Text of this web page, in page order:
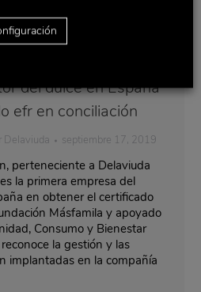
del dulce en España
efr en conciliación
Delaviuda septiembre 17, 2019
perteneciente a Delaviuda
la primera empresa del
en obtener el certificado
Másfamila y apoyado
Consumo y Bienestar
la gestión y las
implantadas en la compañía